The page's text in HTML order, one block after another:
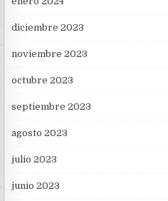
diciembre 2023
noviembre 2023
octubre 2023
septiembre 2023
agosto 2023
julio 2023
junio 2023